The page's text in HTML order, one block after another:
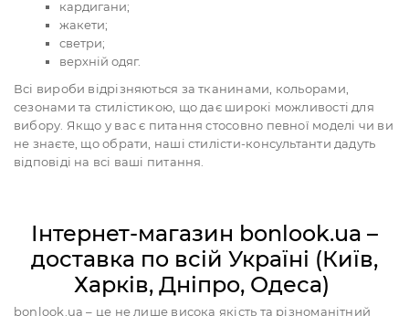
кардигани;
жакети;
светри;
верхній одяг.
Всі вироби відрізняються за тканинами, кольорами,
сезонами та стилістикою, що дає широкі можливості для
вибору. Якщо у вас є питання стосовно певної моделі чи ви
не знаєте, що обрати, наші стилісти-консультанти дадуть
відповіді на всі ваші питання.
Інтернет-магазин bonlook.ua –
доставка по всій Україні (Київ,
Харків, Дніпро, Одеса)
bоnlook.ua – це не лише висока якість та різноманітний